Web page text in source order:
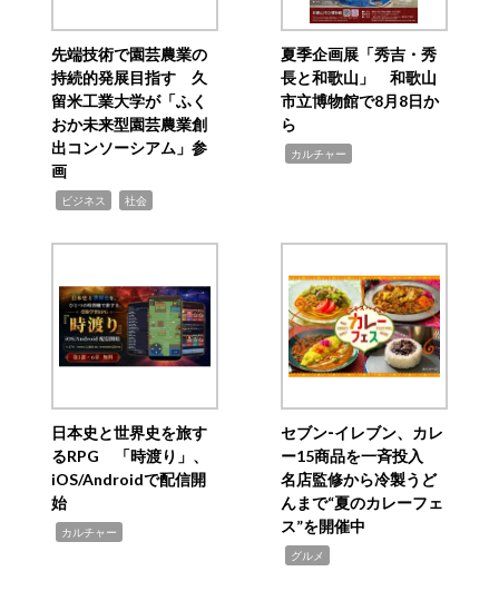
先端技術で園芸農業の
持続的発展目指す 久
留米工業大学が「ふく
おか未来型園芸農業創
出コンソーシアム」参
画
ビジネス 社会
夏季企画展「秀吉・秀
長と和歌山」 和歌山
市立博物館で8月8日か
ら
カルチャー
日本史と世界史を旅す
るRPG 「時渡り」、
iOS/Androidで配信開
始
カルチャー
セブン‐イレブン、カレ
ー15商品を一斉投入
名店監修から冷製うど
んまで“夏のカレーフェ
ス”を開催中
グルメ